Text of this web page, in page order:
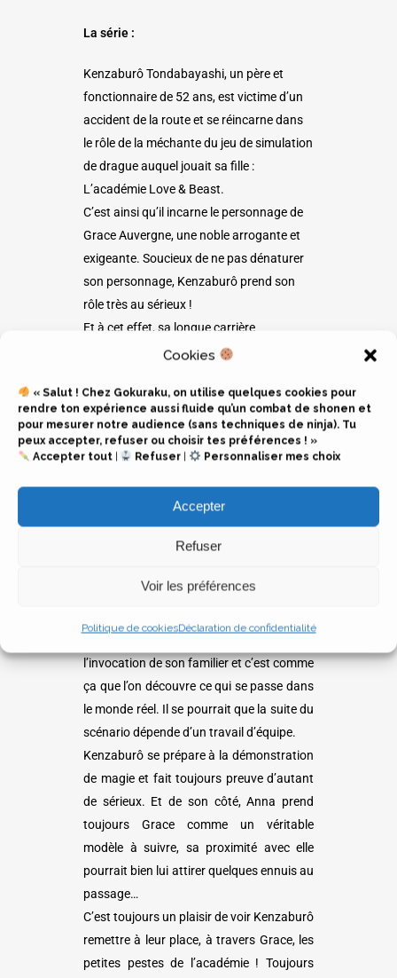
Cookies
« Salut ! Chez Gokuraku, on utilise quelques cookies pour
rendre ton expérience aussi fluide qu’un combat de shonen et
pour mesurer notre audience (sans techniques de ninja). Tu
peux accepter, refuser ou choisir tes préférences ! »
Accepter tout| Refuser | Personnaliser mes choix
Accepter
Refuser
Voir les préférences
Politique de cookiesDéclaration de confidentialité
La série :
Kenzaburô Tondabayashi, un père et
fonctionnaire de 52 ans, est victime d’un
accident de la route et se réincarne dans
le rôle de la méchante du jeu de simulation
de drague auquel jouait sa fille :
L’académie Love & Beast.
C’est ainsi qu’il incarne le personnage de
Grace Auvergne, une noble arrogante et
exigeante. Soucieux de ne pas dénaturer
son personnage, Kenzaburô prend son
rôle très au sérieux !
Et à cet effet, sa longue carrière
professionnelle et son expérience de père
Mais pas sûr que cela soit sans
conséquences sur le scénario du jeu…
encore faudrait-il qu’il s’en rende compte !
Le tome 2 :
On découvre que chaque élève est associé
à un familier doté d’une affinité
invoqué le sien, Kenzaburô pense passer
l’invocation de son familier et c’est comme
ça que l’on découvre ce qui se passe dans
le monde réel. Il se pourrait que la suite du
scénario dépende d’un travail d’équipe.
Kenzaburô se prépare à la démonstration
de magie et fait toujours preuve d’autant
de sérieux. Et de son côté, Anna prend
toujours Grace comme un véritable
modèle à suivre, sa proximité avec elle
pourrait bien lui attirer quelques ennuis au
passage…
C’est toujours un plaisir de voir Kenzaburô
remettre à leur place, à travers Grace, les
petites pestes de l’académie ! Toujours